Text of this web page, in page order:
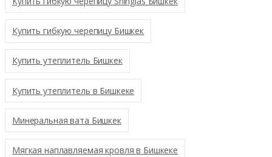
Купить гибкую черепицу Бишкек
Купить утеплитель Бишкек
Купить утеплитель в Бишкеке
Минеральная вата Бишкек
Мягкая наплавляемая кровля в Бишкеке